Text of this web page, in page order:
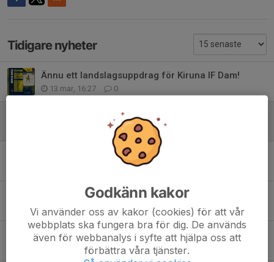
Tidigare nyheter
Ännu ett landslagsuppdrag för Kiruna IF Dam!
13 mar, 16:27 0
Stort grattis Li Eliasson!
0
Mer självförtroende i matchen mot Luleå HF!
20 okt 2025
Uttagna till TV-Pucken
29 aug 2025 0
Godkänn kakor
Vi använder oss av kakor (cookies) för att vår
webbplats ska fungera bra för dig. De används
även för webbanalys i syfte att hjälpa oss att
förbättra våra tjänster.